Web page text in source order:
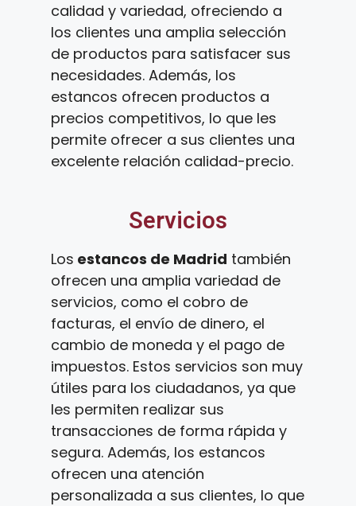
calidad y variedad, ofreciendo a
los clientes una amplia selección
de productos para satisfacer sus
necesidades. Además, los
estancos ofrecen productos a
precios competitivos, lo que les
permite ofrecer a sus clientes una
excelente relación calidad-precio.
Servicios
Los estancos de Madrid también
ofrecen una amplia variedad de
servicios, como el cobro de
facturas, el envío de dinero, el
cambio de moneda y el pago de
impuestos. Estos servicios son muy
útiles para los ciudadanos, ya que
les permiten realizar sus
transacciones de forma rápida y
segura. Además, los estancos
ofrecen una atención
personalizada a sus clientes, lo que